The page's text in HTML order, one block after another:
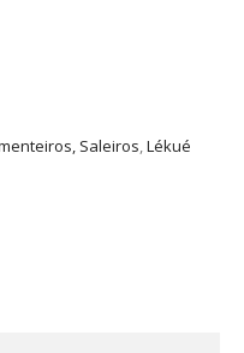
Saleiros,Lékué